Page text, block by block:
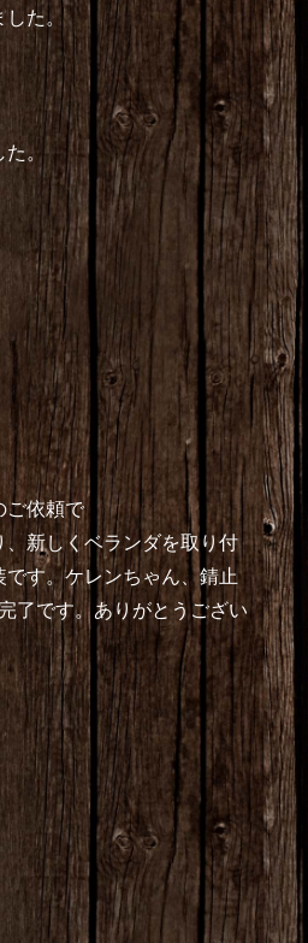
した。
。
ご依頼で
新しくベランダを取り付
す。ケレンちゃん、錆止
了です。ありがとうござい